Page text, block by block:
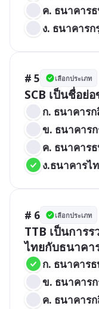
ค. ธนาคาร
ง. ธนาคารก
# 5 เลือกประเภท
SCB เป็นชื่อย่
ก. ธนาคาร
ข. ธนาคารก
ค. ธนาคาร
ง.ธนาคาร
# 6 เลือกประเภท
TTB เป็นการ
ไทยกับธนาคา
ก. ธนาคาร
ข. ธนาคารก
ค. ธนาคาร